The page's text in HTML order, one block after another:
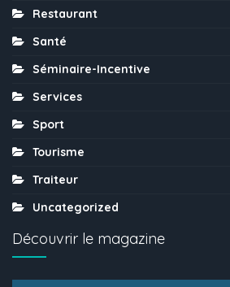
Restaurant
Santé
Séminaire-Incentive
Services
Sport
Tourisme
Traiteur
Uncategorized
Découvrir le magazine